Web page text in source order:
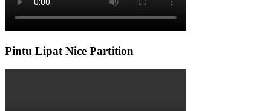
Pintu Lipat Nice Partition